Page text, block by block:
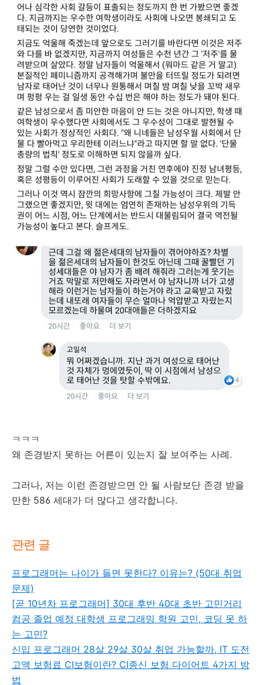
ㅋㅋㅋ
왜 존경받지 못하는 어른이 있는지 잘 보여주는 사례.
그러나, 저는 이런 존경받으면 안 될 사람보단 존경 받을
만한 586 세대가 더 많다고 생각합니다.
관련 글
프로그래머는 나이가 들면 못한다? 이유는? (50대 취업
문제)
[곧 10년차 프로그래머] 30대 후반 40대 초반 고민거리
컴공 졸업 예정 대학생 프로그래밍 학원 고민, 코딩 못 하
는 고민?
신입 프로그래머 28살 29살 30살 취업 가능할까, IT 도전
고액 보험료 CI보험이란? CI종신 보험 다이어트 4가지 방
법